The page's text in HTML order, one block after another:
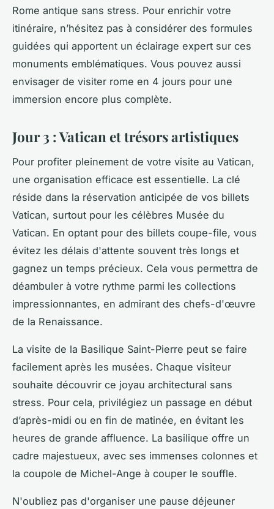
Rome antique sans stress. Pour enrichir votre
itinéraire, n’hésitez pas à considérer des formules
guidées qui apportent un éclairage expert sur ces
monuments emblématiques. Vous pouvez aussi
envisager de visiter rome en 4 jours pour une
immersion encore plus complète.
Jour 3 : Vatican et trésors artistiques
Pour profiter pleinement de votre visite au Vatican,
une organisation efficace est essentielle. La clé
réside dans la réservation anticipée de vos billets
Vatican, surtout pour les célèbres Musée du
Vatican. En optant pour des billets coupe-file, vous
évitez les délais d'attente souvent très longs et
gagnez un temps précieux. Cela vous permettra de
déambuler à votre rythme parmi les collections
impressionnantes, en admirant des chefs-d'œuvre
de la Renaissance.
La visite de la Basilique Saint-Pierre peut se faire
facilement après les musées. Chaque visiteur
souhaite découvrir ce joyau architectural sans
stress. Pour cela, privilégiez un passage en début
d’après-midi ou en fin de matinée, en évitant les
heures de grande affluence. La basilique offre un
cadre majestueux, avec ses immenses colonnes et
la coupole de Michel-Ange à couper le souffle.
N'oubliez pas d'organiser une pause déjeuner